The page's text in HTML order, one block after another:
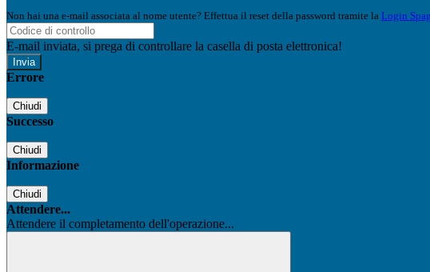
Non hai una e-mail associata al nome utente? Effettua il reset della password tramite la Login
E-mail inviata, si prega di controllare la casella di posta elettronica!
Errore
Chiudi
Successo
Chiudi
Informazione
Chiudi
Attendere...
Attendere il completamento dell'operazione...